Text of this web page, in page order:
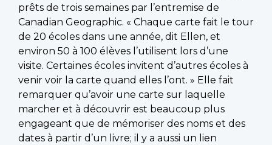
prêts de trois semaines par l’entremise de
Canadian Geographic. « Chaque carte fait le tour
de 20 écoles dans une année, dit Ellen, et
environ 50 à 100 élèves l’utilisent lors d’une
visite. Certaines écoles invitent d’autres écoles à
venir voir la carte quand elles l’ont. » Elle fait
remarquer qu’avoir une carte sur laquelle
marcher et à découvrir est beaucoup plus
engageant que de mémoriser des noms et des
dates à partir d’un livre; il y a aussi un lien